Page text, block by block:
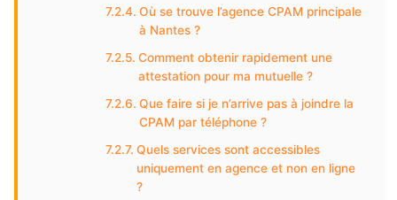
Où se trouve l’agence CPAM principale
à Nantes ?
Comment obtenir rapidement une
attestation pour ma mutuelle ?
Que faire si je n’arrive pas à joindre la
CPAM par téléphone ?
Quels services sont accessibles
uniquement en agence et non en ligne
?